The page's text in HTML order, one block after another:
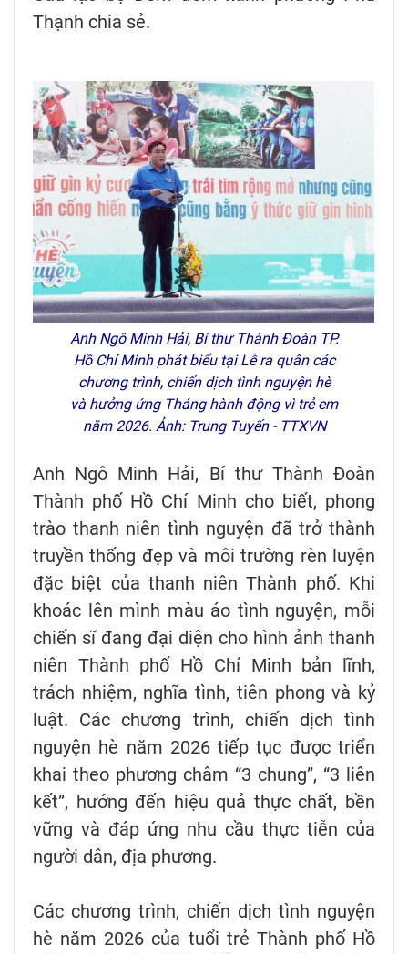
Thạnh chia sẻ.
Anh Ngô Minh Hải, Bí thư Thành Đoàn TP.
Hồ Chí Minh phát biểu tại Lễ ra quân các
chương trình, chiến dịch tình nguyện hè
và hưởng ứng Tháng hành động vì trẻ em
năm 2026. Ảnh: Trung Tuyến - TTXVN
Anh Ngô Minh Hải, Bí thư Thành Đoàn
Thành phố Hồ Chí Minh cho biết, phong
trào thanh niên tình nguyện đã trở thành
truyền thống đẹp và môi trường rèn luyện
đặc biệt của thanh niên Thành phố. Khi
khoác lên mình màu áo tình nguyện, mỗi
chiến sĩ đang đại diện cho hình ảnh thanh
niên Thành phố Hồ Chí Minh bản lĩnh,
trách nhiệm, nghĩa tình, tiên phong và kỷ
luật. Các chương trình, chiến dịch tình
nguyện hè năm 2026 tiếp tục được triển
khai theo phương châm “3 chung”, “3 liên
kết”, hướng đến hiệu quả thực chất, bền
vững và đáp ứng nhu cầu thực tiễn của
người dân, địa phương.
Các chương trình, chiến dịch tình nguyện
hè năm 2026 của tuổi trẻ Thành phố Hồ